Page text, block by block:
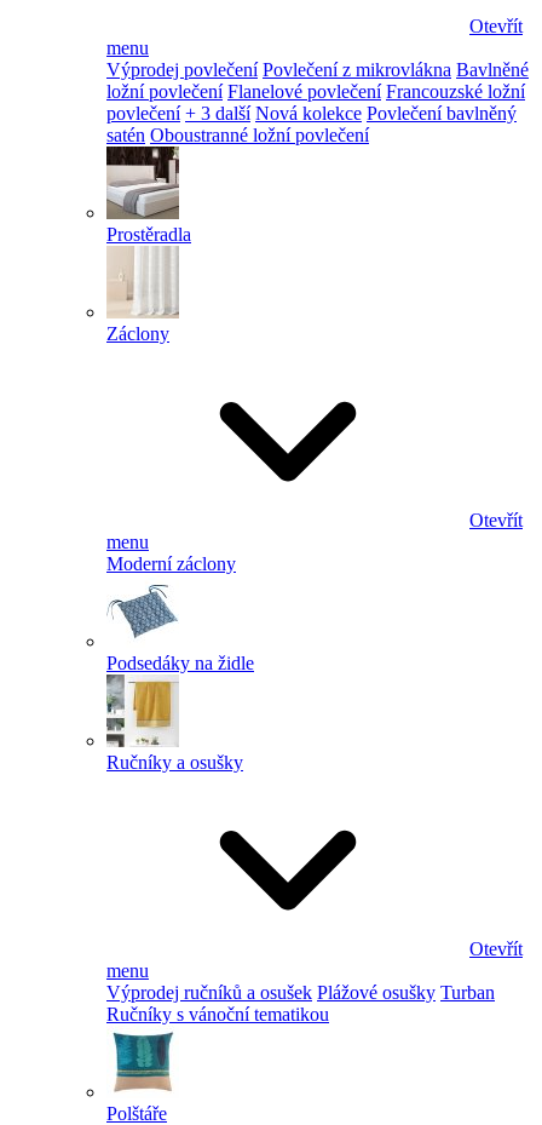
Otevřít
menu
Výprodej povlečení Povlečení z mikrovlákna Bavlněné
ložní povlečení Flanelové povlečení Francouzské ložní
povlečení + 3 další Nová kolekce Povlečení bavlněný
satén Oboustranné ložní povlečení
Prostěradla
Záclony
Otevřít
menu
Moderní záclony
Podsedáky na židle
Ručníky a osušky
Otevřít
menu
Výprodej ručníků a osušek Plážové osušky Turban
Ručníky s vánoční tematikou
Polštáře